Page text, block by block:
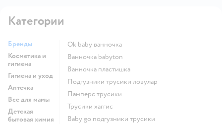
Категории
Бренды
Косметика и
гигиена
Гигиена и уход
Аптечка
Все для мамы
Детская
бытовая химия
ok baby ванночка
ванночка babyton
ванночка пластишка
подгузники трусики ловулар
памперс трусики
трусики хаггис
baby go подгузники трусики